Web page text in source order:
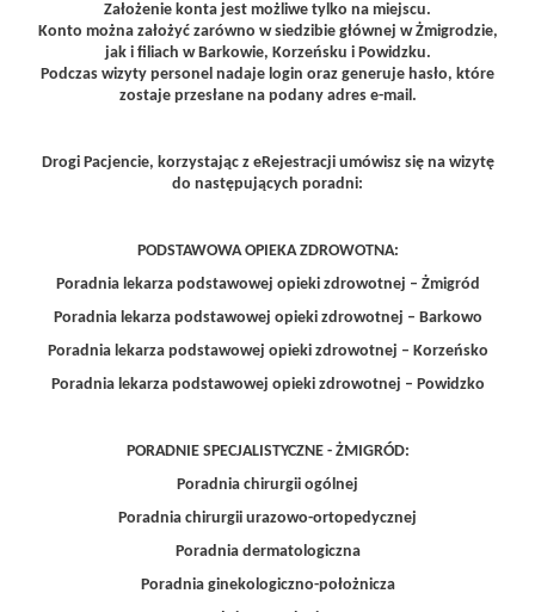
Założenie konta jest możliwe tylko na miejscu.
Konto można założyć zarówno w siedzibie głównej w Żmigrodzie,
jak i filiach w Barkowie, Korzeńsku i Powidzku.
Podczas wizyty personel nadaje login oraz generuje hasło, które
zostaje przesłane na podany adres e-mail.
Drogi Pacjencie, korzystając z eRejestracji umówisz się na wizytę
do następujących poradni:
PODSTAWOWA OPIEKA ZDROWOTNA:
Poradnia lekarza podstawowej opieki zdrowotnej – Żmigród
Poradnia lekarza podstawowej opieki zdrowotnej – Barkowo
Poradnia lekarza podstawowej opieki zdrowotnej – Korzeńsko
Poradnia lekarza podstawowej opieki zdrowotnej – Powidzko
PORADNIE SPECJALISTYCZNE - ŻMIGRÓD:
Poradnia chirurgii ogólnej
Poradnia chirurgii urazowo-ortopedycznej
Poradnia dermatologiczna
Poradnia ginekologiczno-położnicza